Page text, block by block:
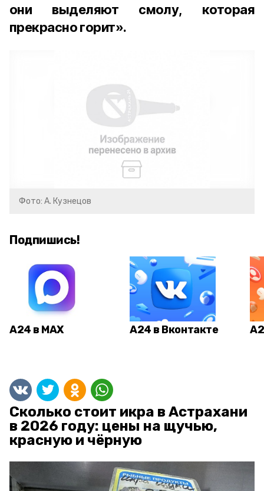
они выделяют смолу, которая
прекрасно горит».
Фото: А. Кузнецов
Подпишись!
А24 в MAX А24 в Вконтакте
Сколько стоит икра в Астрахани
в 2026 году: цены на щучью,
красную и чёрную